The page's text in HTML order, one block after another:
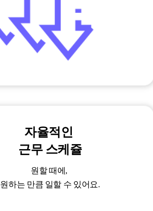
자율적인
근무 스케쥴
원할 때에,
원하는 만큼 일할 수 있어요.